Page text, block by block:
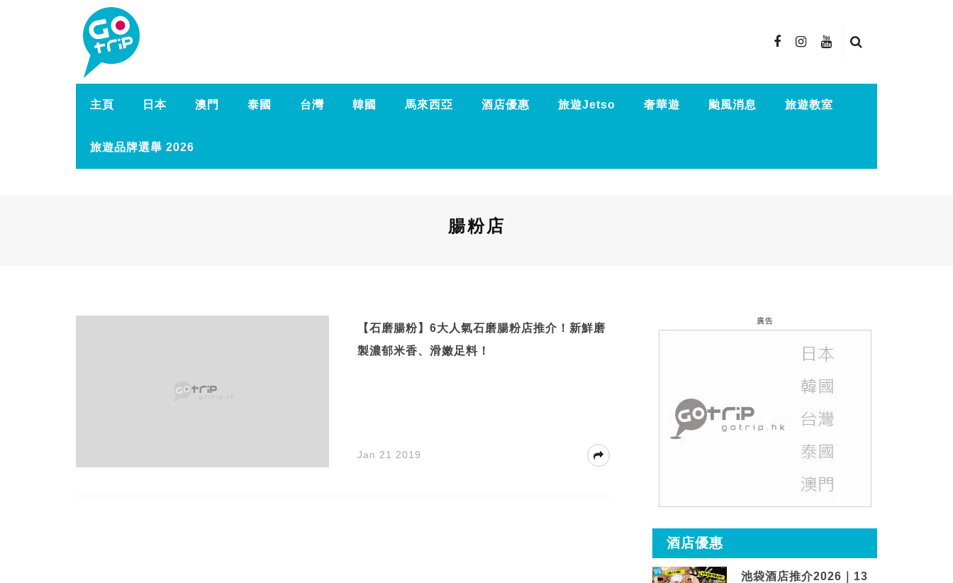
主頁 日本 澳門 泰國 台灣 韓國 馬來西亞 酒店優惠 旅遊Jetso 奢華遊 颱風消息 旅遊教室
旅遊品牌選舉 2026
腸粉店
【石磨腸粉】6大人氣石磨腸粉店推介！新鮮磨
製濃郁米香、滑嫩足料！
Jan 21 2019
廣告
酒店優惠
池袋酒店推介2026｜13